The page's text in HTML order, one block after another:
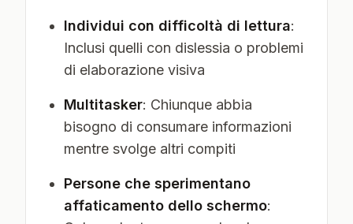
Individui con difficoltà di lettura:
Inclusi quelli con dislessia o problemi
di elaborazione visiva
Multitasker: Chiunque abbia
bisogno di consumare informazioni
mentre svolge altri compiti
Persone che sperimentano
affaticamento dello schermo: